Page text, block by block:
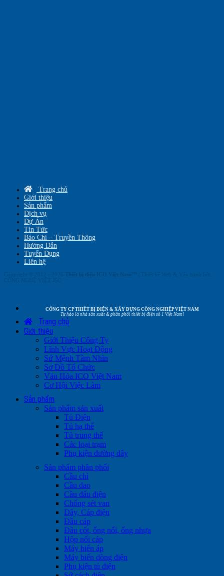
Trang chủ
Giới thiệu
Sản phẩm
Dịch vụ
Dự Án
Tin Tức
Báo Chí – Truyền Thông
Hướng Dẫn
Tuyển Dụng
Liên hệ
Copyright © 2012 - 2026 Thiết bị điện ICO Việt Nam™ | Thiết kế Web & Vận hành bởi
CÔNG NGHỆ VIỆT JSC
CÔNG TY CP THIẾT BỊ ĐIỆN & XÂY DỰNG CÔNG NGHIỆP VIỆT NAM
Tự hào là nhà sản xuất & phân phối thiết bị điện số 1 Việt Nam!
Trang chủ
Giới thiệu
Giới Thiệu Công Ty
Lĩnh Vực Hoạt Động
Sứ Mệnh Tầm Nhìn
Sơ Đồ Tổ Chức
Văn Hóa ICO Việt Nam
Cơ Hội Việc Làm
Sản phẩm
Sản phẩm sản xuất
Tủ Điện
Tủ hạ thế
Tủ trung thế
Các loại trạm
Phụ kiện đường dây
Sản phẩm phân phối
Cầu chì
Cầu dao
Cầu đấu điện
Chống sét van
Dây, Cáp điện
Đầu cáp
Đầu cốt, ống nối, ống nhựa
Hộp nối cáp
Máy biến áp
Máy biến dòng điện
Phụ kiện tủ điện